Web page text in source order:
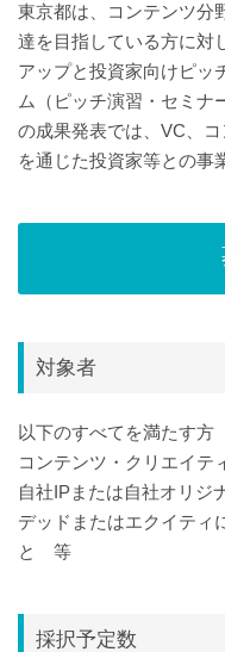
東京都は、コンテンツ分
達を目指している方に対
アップと投資家向けピッ
ム（ピッチ演習・セミナ
の成果発表では、VC、
を通じた投資家等との事
対象者
以下のすべてを満たす方
コンテンツ・クリエイテ
自社IPまたは自社オリジ
デッドまたはエクイティ
と 等
採択予定数